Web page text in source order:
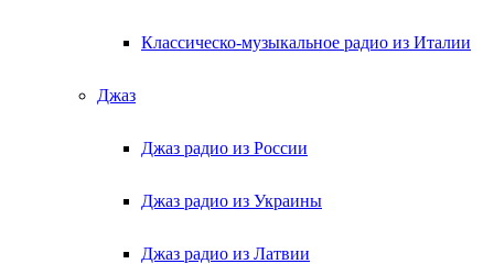
Классическо-музыкальное радио из Италии
Джаз
Джаз радио из России
Джаз радио из Украины
Джаз радио из Латвии